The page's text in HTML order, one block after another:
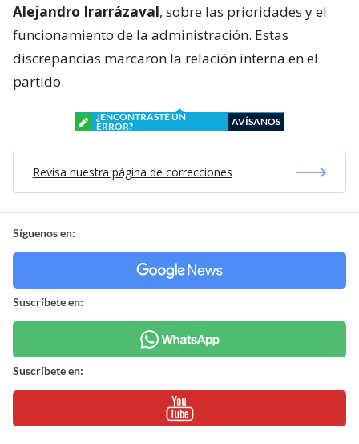
Alejandro Irarrázaval, sobre las prioridades y el
funcionamiento de la administración. Estas
discrepancias marcaron la relación interna en el
partido.
¿ENCONTRASTE UN
ERROR?
AVÍSANOS
Revisa nuestra página de correcciones
Síguenos en:
Suscríbete en:
Suscríbete en: